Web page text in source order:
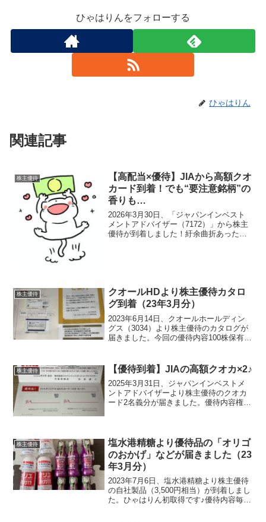
ひゃはりんをフォローする
ひゃはりん
関連記事
株主優待
【高配当×優待】JIAから高額クオ
カード到着！でも“要注意銘柄”の
香りも…
2026年3月30日、「ジャパンインベスト
メントアドバイザー（7172）」から株主
優待が到着しました！紆余曲折あった銘
株主優待
クオールHDより株主優待カタロ
グ到着（23年3月分）
2023年6月14日、クオールホールディン
グス（3034）より株主優待のカタログが
届きました。今回の優待内容100株保有
き粉「デンタルポリスDX」を２セット申
し込みま...
株主優待 【優待到着】JIAの高額クオカ×2♪
2025年3月31日、ジャパンインベストメ
ントアドバイザーより株主優待のクオカ
ード2名義分が届きました。優待内容権利
有...
株主優待
塩水港精糖より優待品の「オリゴ
のおかげ」などが届きました（23
年3月分）
2023年7月6日、塩水港精糖より株主優待
の自社製品（3,500円相当）が到着しまし
た。ひゃはりん初取得です♪優待内容毎年